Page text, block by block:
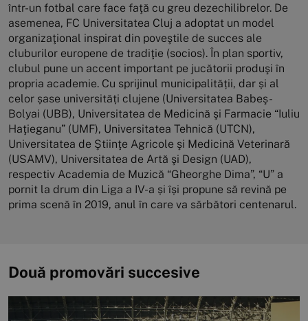
într-un fotbal care face faţă cu greu dezechilibrelor. De
asemenea, FC Universitatea Cluj a adoptat un model
organizaţional inspirat din poveştile de succes ale
cluburilor europene de tradiţie (socios). În plan sportiv,
clubul pune un accent important pe jucătorii produşi în
propria academie. Cu sprijinul municipalității, dar și al
celor șase universități clujene (Universitatea Babeş-
Bolyai (UBB), Universitatea de Medicină şi Farmacie “Iuliu
Haţieganu” (UMF), Universitatea Tehnică (UTCN),
Universitatea de Ştiinţe Agricole şi Medicină Veterinară
(USAMV), Universitatea de Artă şi Design (UAD),
respectiv Academia de Muzică “Gheorghe Dima”, “U” a
pornit la drum din Liga a IV-a și își propune să revină pe
prima scenă în 2019, anul în care va sărbători centenarul.
Două promovări succesive